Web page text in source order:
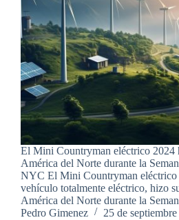
El Mini Countryman eléctrico 2024
América del Norte durante la
NYC El Mini Countryman eléctrico
vehículo totalmente eléctrico, hizo
América del Norte durante la
Pedro Gimenez
25 de